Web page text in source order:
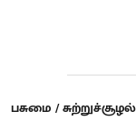
பசுமை / சுற்றுச்சூழல்